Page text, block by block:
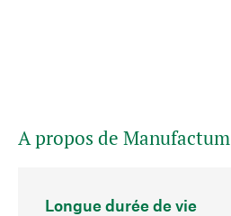
A propos de Manufactum
Longue durée de vie